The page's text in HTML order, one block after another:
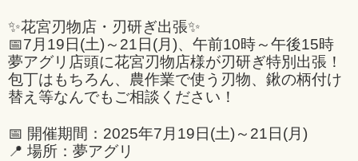
✨花宮刃物店・刃研ぎ出張✨
📅7月19日(土)～21日(月)、午前10時～午後15時
夢アグリ店頭に花宮刃物店様が刃研ぎ特別出張！
包丁はもちろん、農作業で使う刃物、鍬の柄付け
替え等なんでもご相談ください！
📅 開催期間：2025年7月19日(土)～21日(月)
📍 場所：夢アグリ